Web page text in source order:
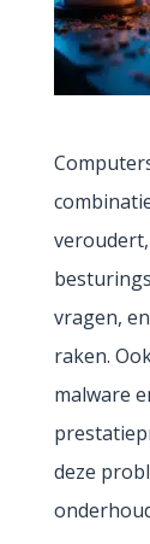
vragen,
raken.
malware
deze